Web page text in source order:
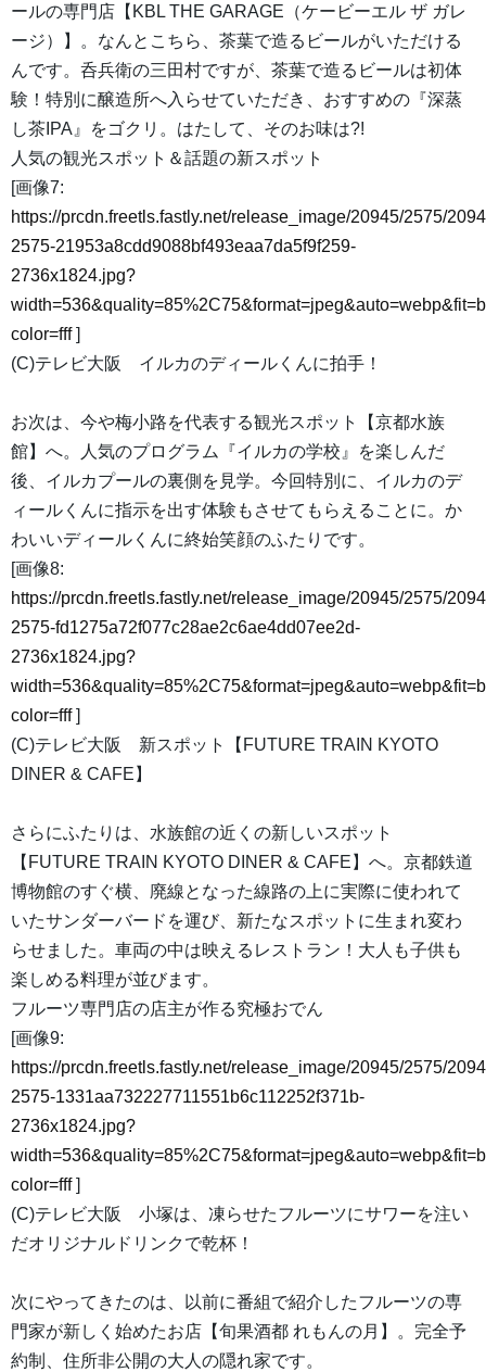
ールの専門店【KBL THE GARAGE（ケービーエル ザ ガレ
ージ）】。なんとこちら、茶葉で造るビールがいただける
んです。呑兵衛の三田村ですが、茶葉で造るビールは初体
験！特別に醸造所へ入らせていただき、おすすめの『深蒸
し茶IPA』をゴクリ。はたして、そのお味は?!
人気の観光スポット＆話題の新スポット
[画像7:
https://prcdn.freetls.fastly.net/release_image/20945/2575/
2575-21953a8cdd9088bf493eaa7da5f9f259-
2736x1824.jpg?
color=fff]
(C)テレビ大阪 イルカのディールくんに拍手！
お次は、今や梅小路を代表する観光スポット【京都水族
館】へ。人気のプログラム『イルカの学校』を楽しんだ
後、イルカプールの裏側を見学。今回特別に、イルカのデ
ィールくんに指示を出す体験もさせてもらえることに。か
わいいディールくんに終始笑顔のふたりです。
[画像8:
https://prcdn.freetls.fastly.net/release_image/20945/2575/
2575-fd1275a72f077c28ae2c6ae4dd07ee2d-
2736x1824.jpg?
color=fff]
(C)テレビ大阪 新スポット【FUTURE TRAIN KYOTO
DINER & CAFE】
さらにふたりは、水族館の近くの新しいスポット
【FUTURE TRAIN KYOTO DINER & CAFE】へ。京都鉄道
博物館のすぐ横、廃線となった線路の上に実際に使われて
いたサンダーバードを運び、新たなスポットに生まれ変わ
らせました。車両の中は映えるレストラン！大人も子供も
楽しめる料理が並びます。
フルーツ専門店の店主が作る究極おでん
[画像9:
https://prcdn.freetls.fastly.net/release_image/20945/2575/
2575-1331aa732227711551b6c112252f371b-
2736x1824.jpg?
color=fff]
(C)テレビ大阪 小塚は、凍らせたフルーツにサワーを注い
だオリジナルドリンクで乾杯！
次にやってきたのは、以前に番組で紹介したフルーツの専
門家が新しく始めたお店【旬果酒都 れもんの月】。完全予
約制、住所非公開の大人の隠れ家です。